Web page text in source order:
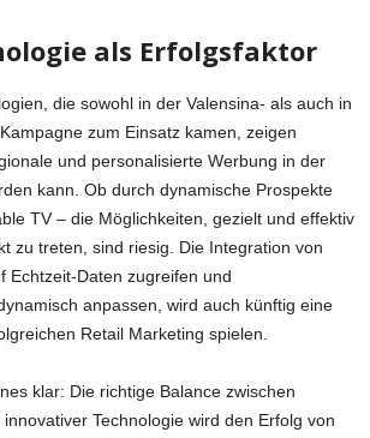
als Erfolgsfaktor
die sowohl in der Valensina- als auch in
zum Einsatz kamen, zeigen
und personalisierte Werbung in der
kann. Ob durch dynamische Prospekte
TV – die Möglichkeiten, gezielt und effektiv
zu treten, sind riesig. Die Integration von
Echtzeit-Daten zugreifen und
anpassen, wird auch künftig eine
Retail Marketing spielen.
klar: Die richtige Balance zwischen
Technologie wird den Erfolg von